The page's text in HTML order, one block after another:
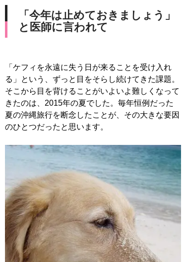
「今年は止めておきましょう」
と医師に言われて
「ケフィを永遠に失う日が来ることを受け入れ
る」という、ずっと目をそらし続けてきた課題。
そこから目を背けることがいよいよ難しくなって
きたのは、2015年の夏でした。毎年恒例だった
夏の沖縄旅行を断念したことが、その大きな要因
のひとつだったと思います。